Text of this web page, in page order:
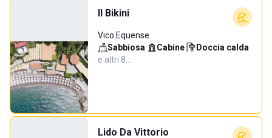
Il Bikini
Vico Equense
Sabbiosa· Cabine· Doccia calda·
e altri 8…
Lido Da Vittorio